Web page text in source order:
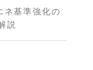
ネ基準強化の
説